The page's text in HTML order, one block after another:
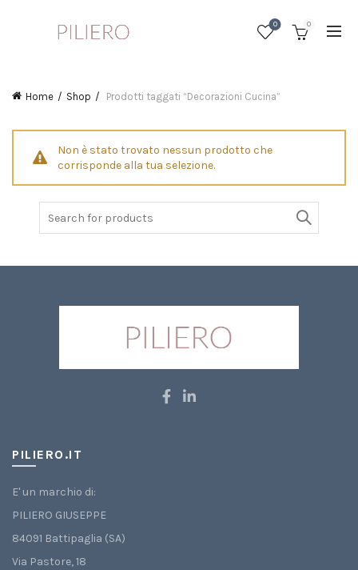
0 0
Home Shop Prodotti taggati “Decorazioni Cucina”
Non è stato trovato nessun prodotto che
corrisponde alla tua selezione.
PILIERO.IT
E' un marchio di:
PILIERO GIUSEPPE
84091 Battipaglia (SA)
Via Pastore, 18